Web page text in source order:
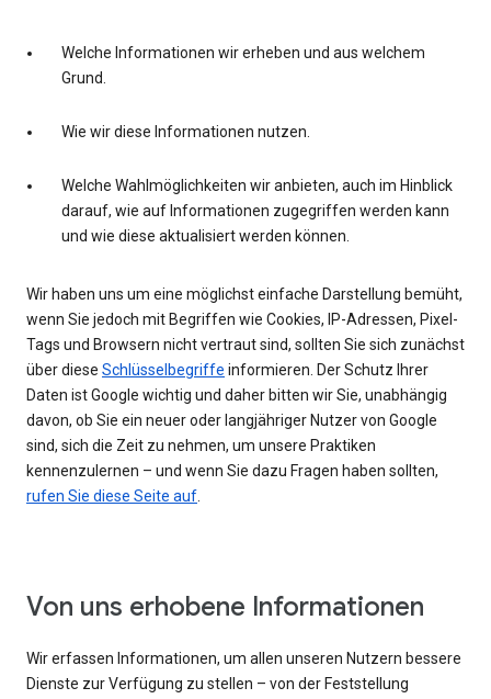
Welche Informationen wir erheben und aus welchem
Grund.
Wie wir diese Informationen nutzen.
Welche Wahlmöglichkeiten wir anbieten, auch im Hinblick
darauf, wie auf Informationen zugegriffen werden kann
und wie diese aktualisiert werden können.
Wir haben uns um eine möglichst einfache Darstellung bemüht,
wenn Sie jedoch mit Begriffen wie Cookies, IP-Adressen, Pixel-
Tags und Browsern nicht vertraut sind, sollten Sie sich zunächst
über diese Schlüsselbegriffe informieren. Der Schutz Ihrer
Daten ist Google wichtig und daher bitten wir Sie, unabhängig
davon, ob Sie ein neuer oder langjähriger Nutzer von Google
sind, sich die Zeit zu nehmen, um unsere Praktiken
kennenzulernen – und wenn Sie dazu Fragen haben sollten,
rufen Sie diese Seite auf.
Von uns erhobene Informationen
Wir erfassen Informationen, um allen unseren Nutzern bessere
Dienste zur Verfügung zu stellen – von der Feststellung